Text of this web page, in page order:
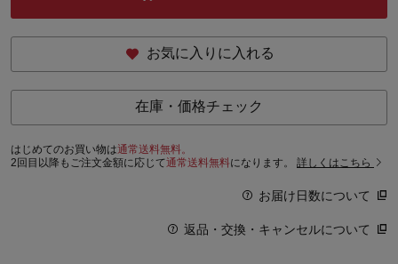
お気に入りに入れる
在庫・価格チェック
はじめてのお買い物は通常送料無料。
2回目以降もご注文金額に応じて通常送料無料になります。 詳しくはこちら
お届け日数について
返品・交換・キャンセルについて